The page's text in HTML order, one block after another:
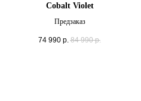
Cobalt Violet
Предзаказ
74 990 р. 84 990 р.